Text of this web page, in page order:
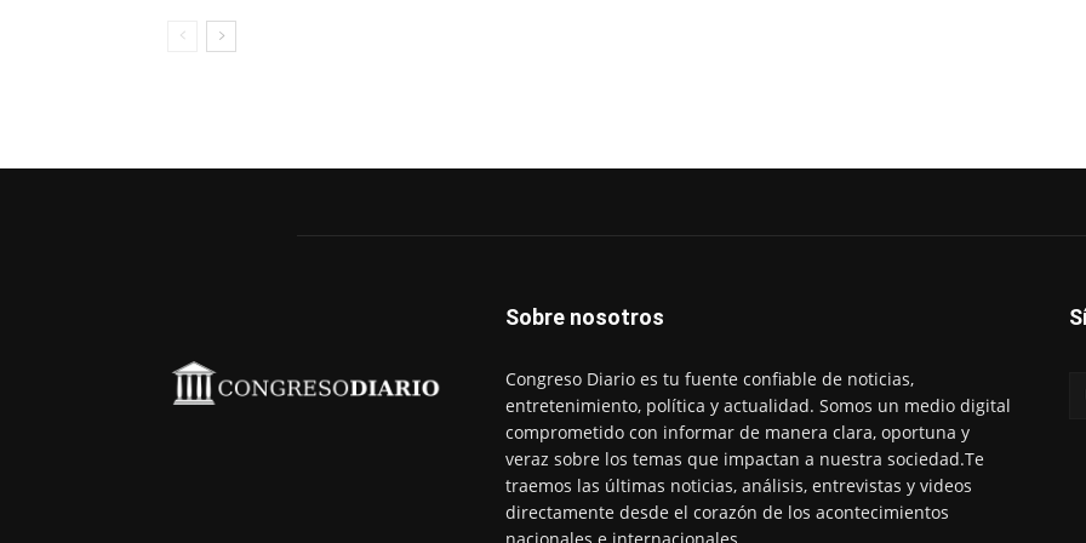
Sobre nosotros
Congreso Diario es tu fuente confiable de noticias,
entretenimiento, política y actualidad. Somos un medio digital
comprometido con informar de manera clara, oportuna y
veraz sobre los temas que impactan a nuestra sociedad.Te
traemos las últimas noticias, análisis, entrevistas y videos
directamente desde el corazón de los acontecimientos
nacionales e internacionales.